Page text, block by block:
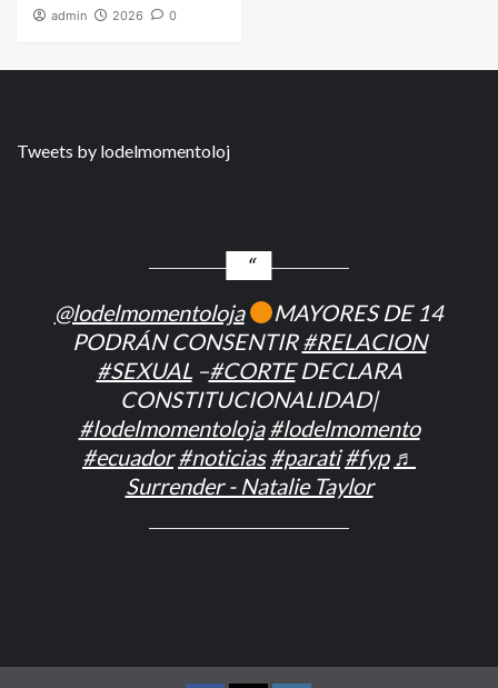
admin 2026 0
Tweets by lodelmomentoloj
@lodelmomentoloja
MAYORES DE 14
PODRÁN CONSENTIR#RELACION
#SEXUAL –#CORTEDECLARA
CONSTITUCIONALIDAD|
#lodelmomentoloja #lodelmomento
#ecuador #noticias #parati #fyp ♬
Surrender - Natalie Taylor